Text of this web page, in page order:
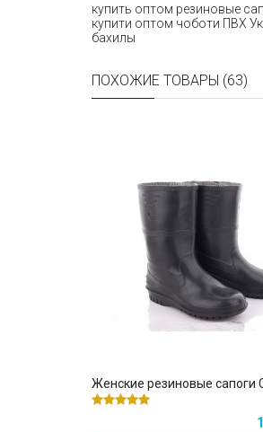
купить оптом резиновые
купити оптом чоботи ПВХ
бахилы
ПОХОЖИЕ ТОВАРЫ (63)
Женские резиновые сапоги